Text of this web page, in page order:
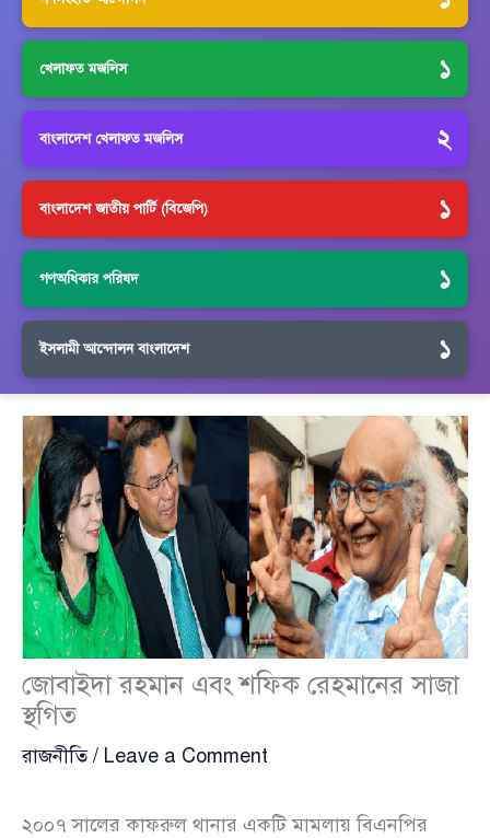
খেলাফত মজলিস ১
বাংলাদেশ খেলাফত মজলিস ২
বাংলাদেশ জাতীয় পার্টি (বিজেপি) ১
গণঅধিকার পরিষদ ১
ইসলামী আন্দোলন বাংলাদেশ ১
জোবাইদা রহমান এবং শফিক রেহমানের সাজা
স্থগিত
রাজনীতি/ Leave a Comment
২০০৭ সালের কাফরুল থানার একটি মামলায় বিএনপির